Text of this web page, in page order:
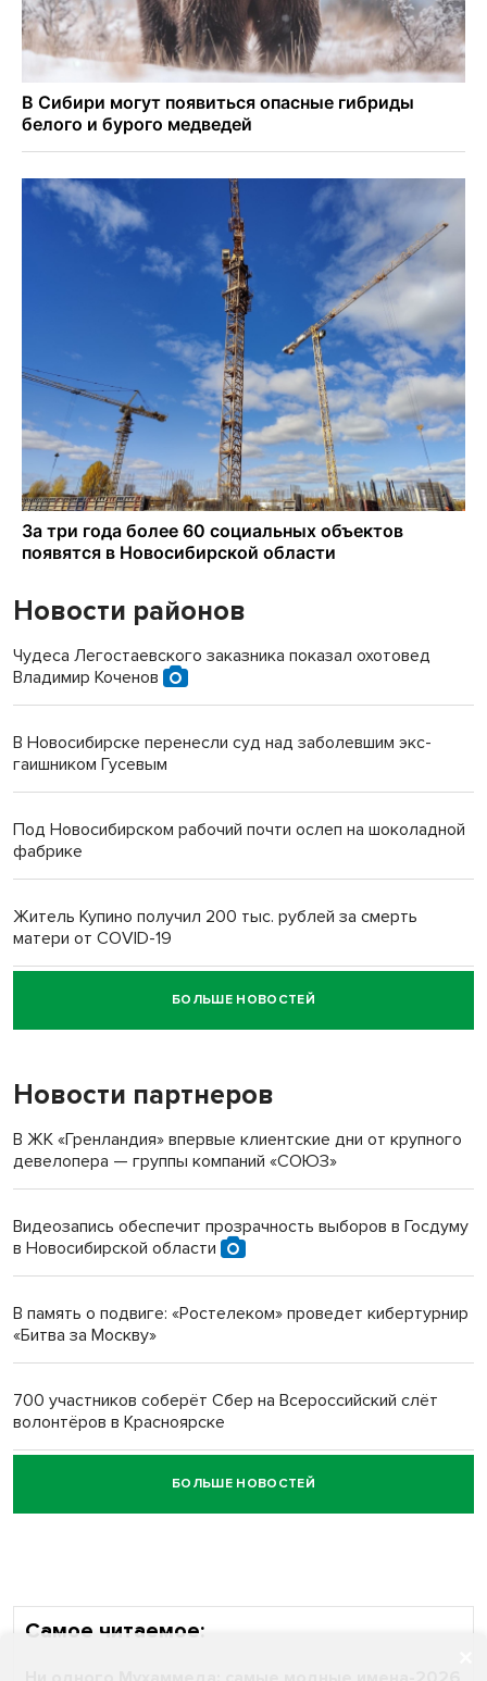
Новости районов
Чудеса Легостаевского заказника показал охотовед
Владимир Коченов
В Новосибирске перенесли суд над заболевшим экс-
гаишником Гусевым
Под Новосибирском рабочий почти ослеп на шоколадной
фабрике
Житель Купино получил 200 тыс. рублей за смерть
матери от COVID-19
Новосибирский суд наказал водителя за смерть
пенсионерки на вокзале
«Мы живём на пастбище!»: в новосибирском селе лошади
терроризируют жителей
Инвалид получил условный срок за избиение врачей
Новосибирский преподаватель с женой вошли в топ-16
Обновлённое отделение ВТБ открылось в Искитиме
БОЛЬШЕ НОВОСТЕЙ
Новости партнеров
В ЖК «Гренландия» впервые клиентские дни от крупного
девелопера — группы компаний «СОЮЗ»
Видеозапись обеспечит прозрачность выборов в Госдуму
в Новосибирской области
В память о подвиге: «Ростелеком» проведет кибертурнир
«Битва за Москву»
700 участников соберёт Сбер на Всероссийский слёт
волонтёров в Красноярске
Честный выбор: видеонаблюдение обеспечит
объективность результатов ЕДГ в Новосибирской
БОЛЬШЕ НОВОСТЕЙ
Самое читаемое: